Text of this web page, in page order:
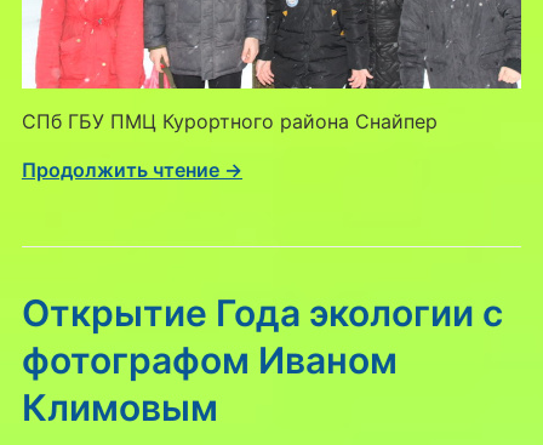
СПб ГБУ ПМЦ Курортного района Снайпер
Продолжить чтение →
Открытие Года экологии с
фотографом Иваном
Климовым